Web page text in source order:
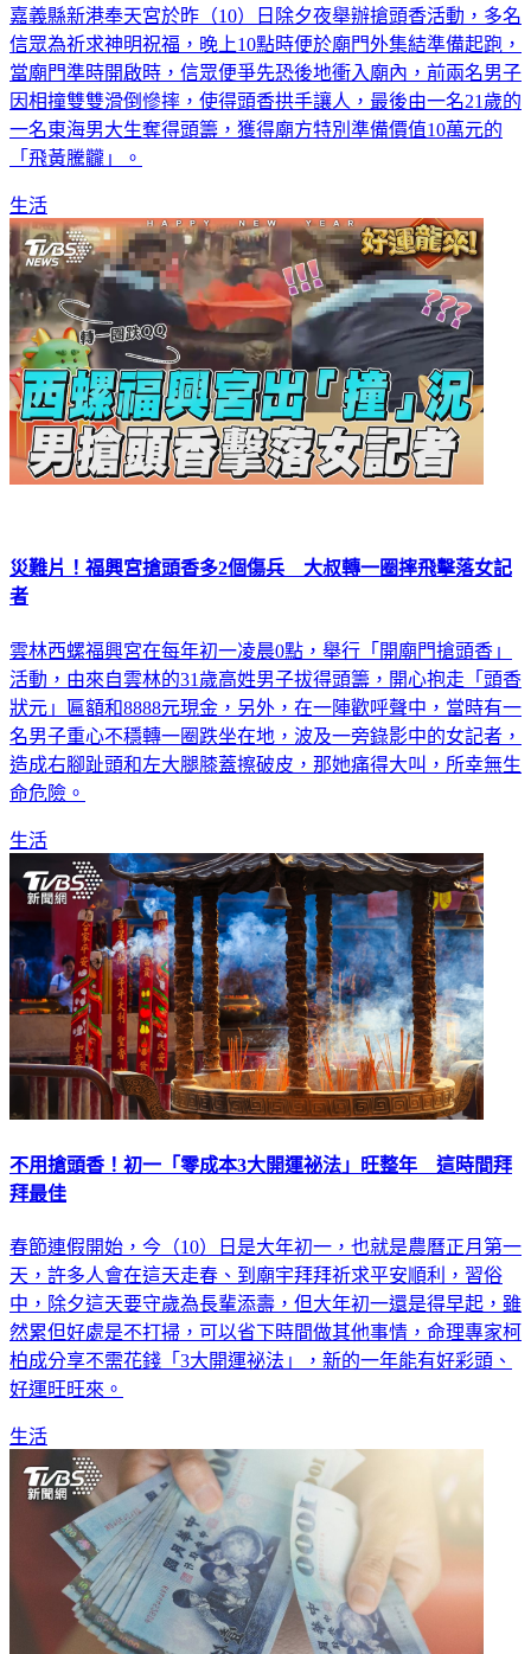
嘉義縣新港奉天宮於昨（10）日除夕夜舉辦搶頭香活動，多名
信眾為祈求神明祝福，晚上10點時便於廟門外集結準備起跑，
當廟門準時開啟時，信眾便爭先恐後地衝入廟內，前兩名男子
因相撞雙雙滑倒慘摔，使得頭香拱手讓人，最後由一名21歲的
一名東海男大生奪得頭籌，獲得廟方特別準備價值10萬元的
「飛黃騰龖」。
生活
災難片！福興宮搶頭香多2個傷兵 大叔轉一圈摔飛擊落女記
者
雲林西螺福興宮在每年初一凌晨0點，舉行「開廟門搶頭香」
活動，由來自雲林的31歲高姓男子拔得頭籌，開心抱走「頭香
狀元」匾額和8888元現金，另外，在一陣歡呼聲中，當時有一
名男子重心不穩轉一圈跌坐在地，波及一旁錄影中的女記者，
造成右腳趾頭和左大腿膝蓋擦破皮，那她痛得大叫，所幸無生
命危險。
生活
不用搶頭香！初一「零成本3大開運祕法」旺整年 這時間拜
拜最佳
春節連假開始，今（10）日是大年初一，也就是農曆正月第一
天，許多人會在這天走春、到廟宇拜拜祈求平安順利，習俗
中，除夕這天要守歲為長輩添壽，但大年初一還是得早起，雖
然累但好處是不打掃，可以省下時間做其他事情，命理專家柯
柏成分享不需花錢「3大開運祕法」，新的一年能有好彩頭、
好運旺旺來。
生活